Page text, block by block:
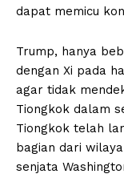
dapat memicu
Trump, hanya
dengan Xi pada
agar tidak
Tiongkok dalam
Tiongkok telah
bagian dari
senjata